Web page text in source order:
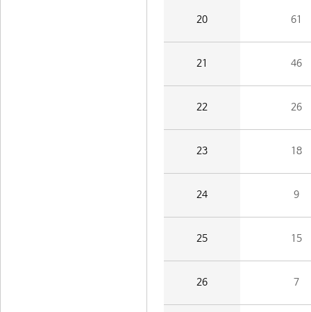
20 61
21 46
22 26
23 18
24 9
25 15
26 7